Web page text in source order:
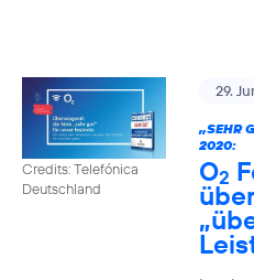
Credits: Telefónica
Deutschland
29.
„SEHR
2020:
O2